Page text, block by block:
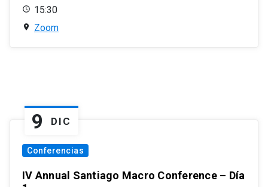
15:30
Zoom
9 DIC
Conferencias
IV Annual Santiago Macro Conference – Día